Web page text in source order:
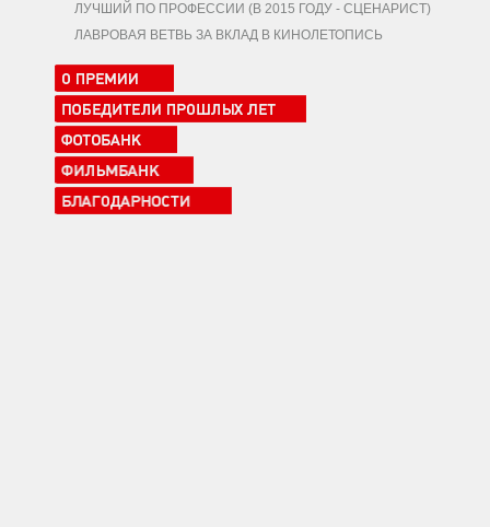
ЛУЧШИЙ ПО ПРОФЕССИИ (В 2015 ГОДУ - СЦЕНАРИСТ)
ЛАВРОВАЯ ВЕТВЬ ЗА ВКЛАД В КИНОЛЕТОПИСЬ